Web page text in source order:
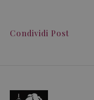
Condividi Post